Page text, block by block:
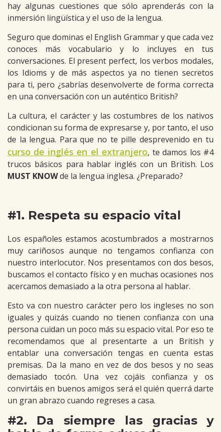
hay algunas cuestiones que sólo aprenderás con la
inmersión lingüística y el uso de la lengua.
Seguro que dominas el English Grammar y que cada vez
conoces más vocabulario y lo incluyes en tus
conversaciones. El present perfect, los verbos modales,
los Idioms y de más aspectos ya no tienen secretos
para ti, pero ¿sabrías desenvolverte de forma correcta
en una conversación con un auténtico British?
La cultura, el carácter y las costumbres de los nativos
condicionan su forma de expresarse y, por tanto, el uso
de la lengua. Para que no te pille desprevenido en tu
curso de inglés en el extranjero, te damos los #4
trucos básicos para hablar inglés con un British. Los
MUST KNOWde la lengua inglesa. ¿Preparado?
#1. Respeta su espacio vital
Los españoles estamos acostumbrados a mostrarnos
muy cariñosos aunque no tengamos confianza con
nuestro interlocutor. Nos presentamos con dos besos,
buscamos el contacto físico y en muchas ocasiones nos
acercamos demasiado a la otra persona al hablar.
Esto va con nuestro carácter pero los ingleses no son
iguales y quizás cuando no tienen confianza con una
persona cuidan un poco más su espacio vital. Por eso te
recomendamos que al presentarte a un British y
entablar una conversación tengas en cuenta estas
premisas. Da la mano en vez de dos besos y no seas
demasiado tocón. Una vez cojáis confianza y os
convirtáis en buenos amigos será el quién querrá darte
un gran abrazo cuando regreses a casa.
#2. Da siempre las gracias y